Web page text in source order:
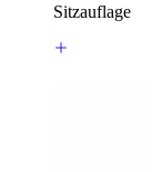
Sitzauflage